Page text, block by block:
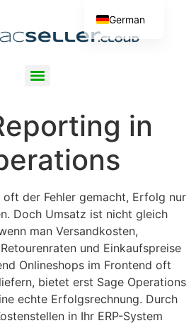
in
der Fehler gemacht, Erfolg nur
Doch Umsatz ist nicht gleich
man Versandkosten,
und Einkaufspreise
Onlineshops im Frontend oft
bietet erst Sage Operations
echte Erfolgsrechnung. Durch
in Ihr ERP-System
German
English